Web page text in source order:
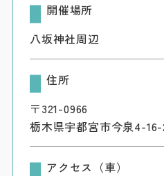
開催場所
八坂神社周辺
住所
〒321-0966
栃木県宇都宮市今泉4-16-
アクセス（車）